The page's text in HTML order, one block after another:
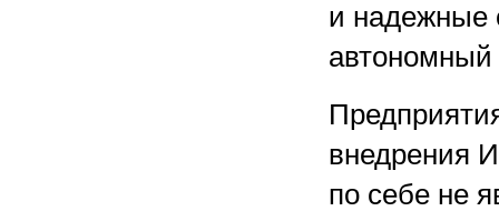
и надежные
внедрения
по себе не